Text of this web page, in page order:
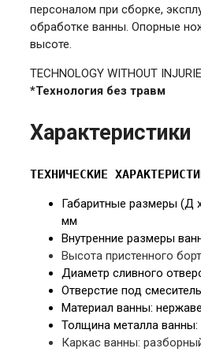
персоналом при сборке,
обработке ванны. Опорные
высоте.
TECHNOLOGY WITHOUT
*Технология без травм
Характеристики
ТЕХНИЧЕСКИЕ
Габаритные размеры (Д
мм
Внутренние размеры
Высота пристенного
Диаметр сливного
Отверстие под
Материал ванны:
Толщина металла ванны:
Каркас ванны: